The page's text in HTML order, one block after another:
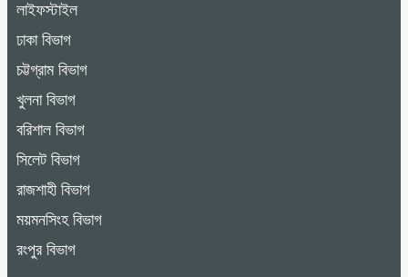
লাইফস্টাইল
ঢাকা বিভাগ
চট্টগ্রাম বিভাগ
খুলনা বিভাগ
বরিশাল বিভাগ
সিলেট বিভাগ
রাজশাহী বিভাগ
ময়মনসিংহ বিভাগ
রংপুর বিভাগ